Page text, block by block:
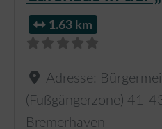
1.63 km
Adresse:
(Fußgängerzone) 41-
Bremerhaven